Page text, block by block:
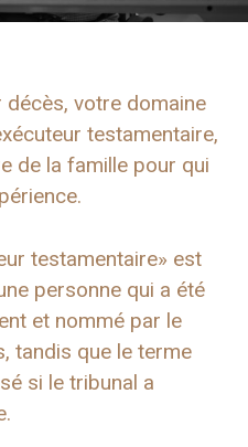
votre domaine
testamentaire,
de la famille pour qui
testamentaire» est
personne qui a été
et nommé par le
tandis que le terme
si le tribunal a